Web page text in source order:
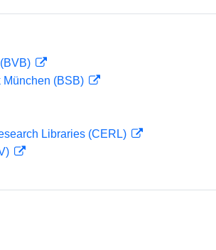
(BSB)
Libraries (CERL)